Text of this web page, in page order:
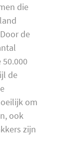
die
de
de
om
ook
zijn